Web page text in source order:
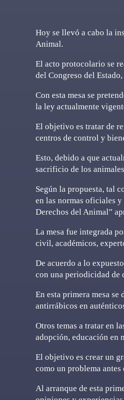
Hoy se llevó a cabo la
Animal.
El acto protocolario se
del Congreso del
Con esta mesa se
la ley actualmente
El objetivo es tratar de
centros de control y
Esto, debido a que
sacrificio de los
Según la propuesta, tal
en las normas oficiales
Derechos del Animal”
La mesa fue integrada
civil, académicos,
De acuerdo a lo
con una periodicidad de
En esta primera mesa
antirrábicos en
Otros temas a tratar en
adopción, educación en
El objetivo es crear un
como un problema antes
Al arranque de esta